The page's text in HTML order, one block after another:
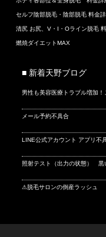
セルフ陰部脱毛・陰部脱毛 料金
清尻 お尻、V・I・Oライン脱毛
燃焼ダイエットMAX
■ 新着天野ブログ
男性も美容医療トラブル増加！
メール予約不具合
LINE公式アカウント アプリ不
照射テスト（出力の状態） 黒
⚠脱毛サロンの倒産ラッシュ